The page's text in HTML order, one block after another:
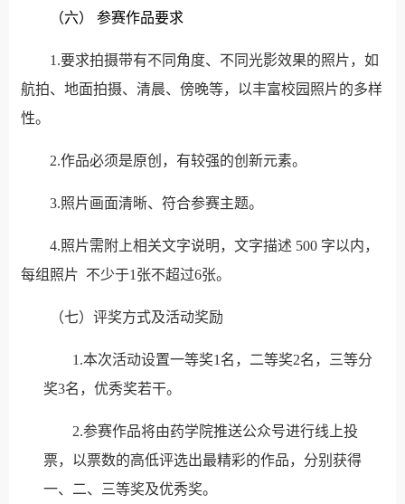
（六） 参赛作品要求
1.要求拍摄带有不同角度、不同光影效果的照片，如
航拍、地面拍摄、清晨、傍晚等，以丰富校园照片的多样
性。
2.作品必须是原创，有较强的创新元素。
3.照片画面清晰、符合参赛主题。
4.照片需附上相关文字说明，文字描述 500 字以内，
每组照片 不少于1张不超过6张。
（七）评奖方式及活动奖励
1.本次活动设置一等奖1名，二等奖2名，三等分
奖3名，优秀奖若干。
2.参赛作品将由药学院推送公众号进行线上投
票，以票数的高低评选出最精彩的作品，分别获得
一、二、三等奖及优秀奖。